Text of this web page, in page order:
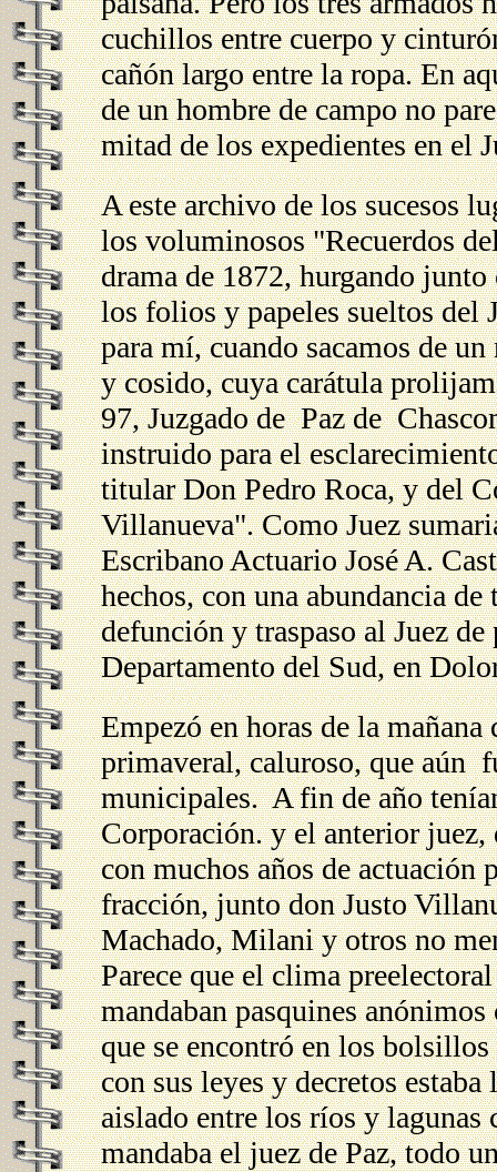
cuchillos entre cuerpo y
cañón largo entre la ropa. En
de un hombre de campo no
mitad de los expedientes en el
A este archivo de los sucesos
los voluminosos "Recuerdos
drama de 1872, hurgando
los folios y papeles sueltos del
para mí, cuando sacamos de
y cosido, cuya carátula
97, Juzgado de Paz de
instruido para el
titular Don Pedro Roca, y del
Villanueva". Como Juez
Escribano Actuario José A.
hechos, con una abundancia
defunción y traspaso al Juez
Departamento del Sud, en
Empezó en horas de la
primaveral, caluroso, que aún
municipales. A fin de año
Corporación. y el anterior
con muchos años de actuación
fracción, junto don Justo
Machado, Milani y otros no
Parece que el clima
mandaban pasquines
que se encontró en los
con sus leyes y decretos
aislado entre los ríos y lagunas
mandaba el juez de Paz, todo